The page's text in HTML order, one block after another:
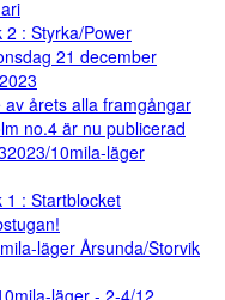
2 : Styrka/Power
21 december
årets alla framgångar
no.4 är nu publicerad
10mila-läger
1 : Startblocket
läger Årsunda/Storvik
läger - 2-4/12